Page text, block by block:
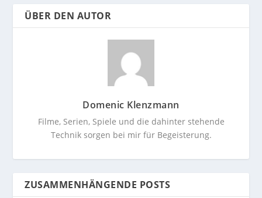
ÜBER DEN AUTOR
Domenic Klenzmann
Filme, Serien, Spiele und die dahinter stehende
Technik sorgen bei mir für Begeisterung.
ZUSAMMENHÄNGENDE POSTS